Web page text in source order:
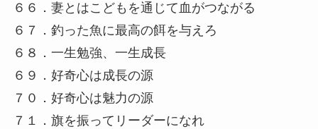
６６．妻とはこどもを通じて血がつながる
６７．釣った魚に最高の餌を与えろ
６８．一生勉強、一生成長
６９．好奇心は成長の源
７０．好奇心は魅力の源
７１．旗を振ってリーダーになれ